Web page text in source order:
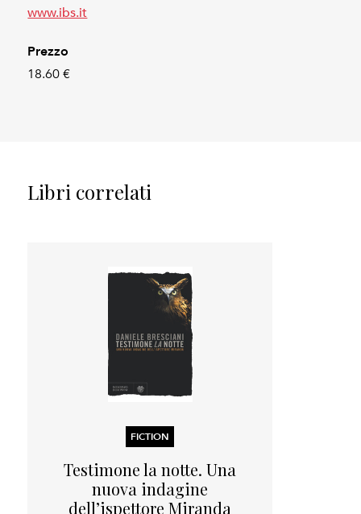
www.ibs.it
Prezzo
18.60 €
Libri correlati
FICTION
Testimone la notte. Una
nuova indagine
dell’ispettore Miranda